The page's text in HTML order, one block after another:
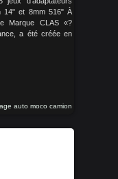
14" et 8mm 516" À
Marque CLAS «?
a été créée en
auto moco camion